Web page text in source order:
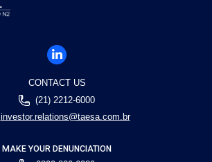
CONTACT US
(21) 2212-6000
investor.relations@taesa.com.br
MAKE YOUR DENUNCIATION